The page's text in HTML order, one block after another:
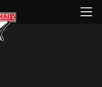
Menü
öffnen